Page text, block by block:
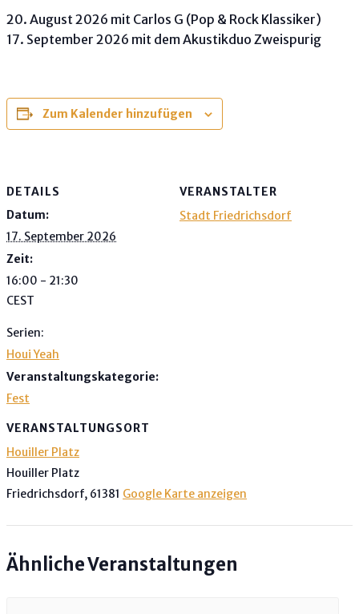
20. August 2026 mit Carlos G (Pop & Rock Klassiker)
17. September 2026 mit dem Akustikduo Zweispurig
Zum Kalender hinzufügen
DETAILS
Datum:
17. September 2026
Zeit:
16:00 - 21:30
CEST
Serien:
Houi Yeah
Veranstaltungskategorie:
Fest
VERANSTALTUNGSORT
Houiller Platz
Houiller Platz
Friedrichsdorf, 61381 Google Karte anzeigen
VERANSTALTER
Stadt Friedrichsdorf
Ähnliche Veranstaltungen